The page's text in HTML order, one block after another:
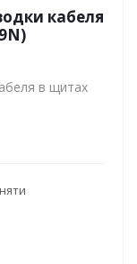
кабеля
в щитах